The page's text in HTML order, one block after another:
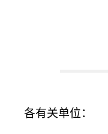
各有关单位：